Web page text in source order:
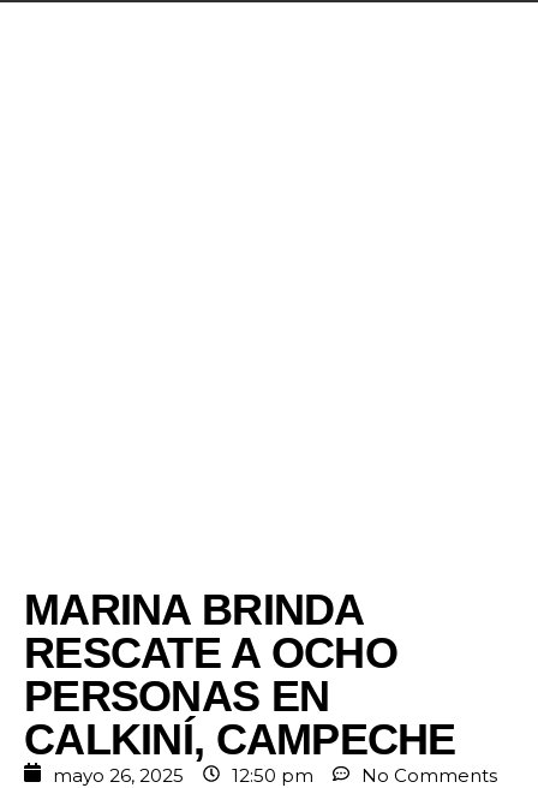
MARINA BRINDA
RESCATE A OCHO
PERSONAS EN
CALKINÍ, CAMPECHE
mayo 26, 2025 12:50 pm No Comments